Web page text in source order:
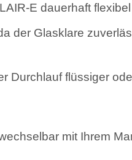
E dauerhaft
der Glasklare
Durchlauf flüssiger
mit Ihrem